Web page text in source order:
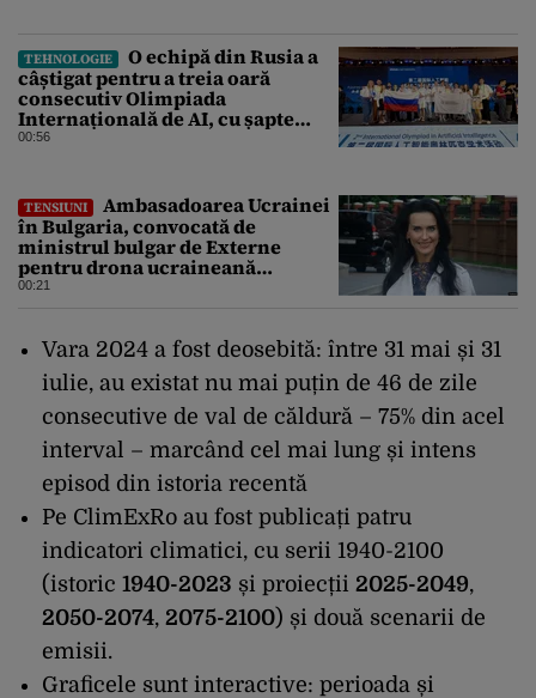
TEHNOLOGIE
O echipă din Rusia a
câștigat pentru a treia oară
consecutiv Olimpiada
Internațională de AI, cu șapte
medalii din aur și una de bronz
00:56
TENSIUNI
Ambasadoarea Ucrainei
în Bulgaria, convocată de
ministrul bulgar de Externe
pentru drona ucraineană
prăbușită în apropierea
00:21
Vara 2024 a fost deosebită: între 31 mai și 31
iulie, au existat nu mai puțin de 46 de zile
consecutive de val de căldură – 75% din acel
interval – marcând cel mai lung și intens
episod din istoria recentă
Pe ClimExRo au fost publicați patru
indicatori climatici, cu serii 1940-2100
(istoric 1940-2023 și proiecții 2025-2049,
2050-2074, 2075-2100) și două scenarii de
emisii.
Graficele sunt interactive: perioada și